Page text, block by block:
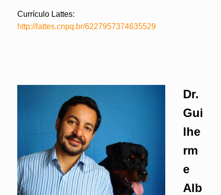
Currículo Lattes:
http://lattes.cnpq.br/6227957374635529
Dr.
Gui
lhe
rm
e
Alb